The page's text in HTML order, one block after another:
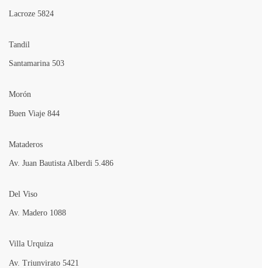
Lacroze 5824
Tandil
Santamarina 503
Morón
Buen Viaje 844
Mataderos
Av. Juan Bautista Alberdi 5.486
Del Viso
Av. Madero 1088
Villa Urquiza
Av. Triunvirato 5421